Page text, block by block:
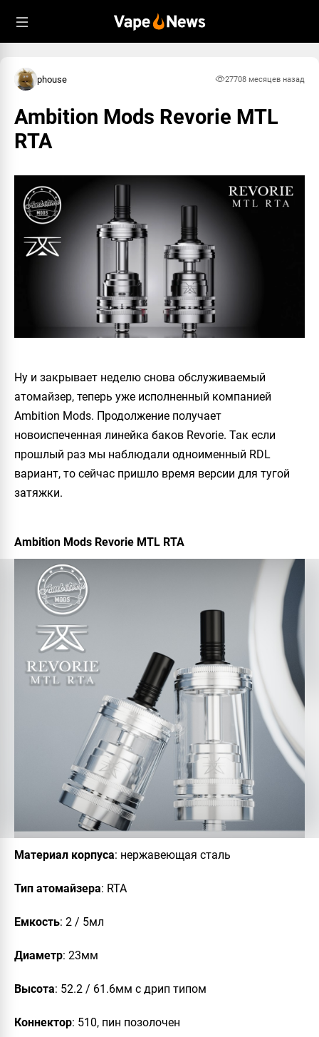
phouse 27708 месяцев назад
Ambition Mods Revorie MTL
RTA
Ну и закрывает неделю снова обслуживаемый
атомайзер, теперь уже исполненный компанией
Ambition Mods. Продолжение получает
новоиспеченная линейка баков Revorie. Так если
прошлый раз мы наблюдали одноименный RDL
вариант, то сейчас пришло время версии для тугой
затяжки.
Ambition Mods Revorie MTL RTA
Материал корпуса: нержавеющая сталь
Тип атомайзера: RTA
Емкость: 2 / 5мл
Диаметр: 23мм
Высота: 52.2 / 61.6мм с дрип типом
Коннектор: 510, пин позолочен